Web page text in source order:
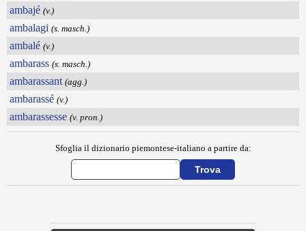
ambajé (v.)
ambalagi (s. masch.)
ambalé (v.)
ambarass (s. masch.)
ambarassant (agg.)
ambarassé (v.)
ambarassesse (v. pron.)
Sfoglia il dizionario piemontese-italiano a partire da: